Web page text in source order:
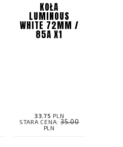
KOŁA
LUMINOUS
WHITE 72MM /
85A X1
33.75 PLN
STARA CENA:35.00
PLN